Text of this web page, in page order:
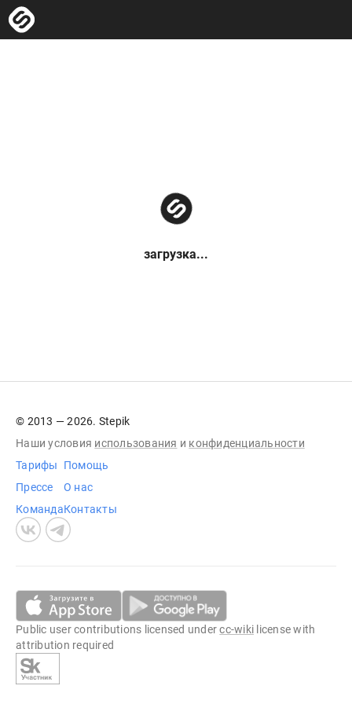
загрузка...
© 2013 — 2026. Stepik
Наши условия использования и конфиденциальности
Тарифы
Прессе
Команда
Помощь
О нас
Контакты
Public user contributions licensed undercc-wiki license with
attribution required